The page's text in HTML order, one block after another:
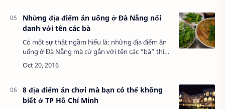
Những địa điểm ăn uống ở Đà Nẵng nổi
danh với tên các bà
Có một sự thật ngầm hiểu là: những địa điểm ăn
uống ở Đà Nẵng mà cứ gắn với tên các “bà” thì
thường rất dân dã, lâu đời mà còn lại ngon, rẻ,
chất lượng nữa chứ. Cùng Foody điểm qua…
8 địa điểm ăn chơi mà bạn có thể không
biết ở TP Hồ Chí Minh